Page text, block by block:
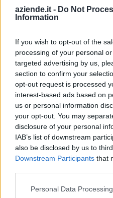
aziende.it - Do Not
Information
If you wish to opt-out of the
processing of your personal
targeted advertising by us,
section to confirm your
opt-out request is processed
interest-based ads based on
us or personal information
your opt-out. You may
disclosure of your personal
IAB’s list of downstream
also be disclosed by us to
Downstream Participants that
Personal Data
2025-12-11
CONSORTILE DI GARANZIA
250.000 euro
2025-10-21
GARANZIE DEI
FIDI NORDEST
CONSORTILE DI GARANZIA
250.000 euro
2025-08-08
Fondo di garanzia
Banca del Mezzogiorno
250.000 euro